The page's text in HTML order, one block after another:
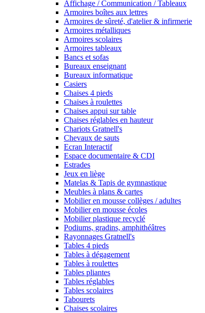
Affichage / Communication / Tableaux
Armoires boîtes aux lettres
Armoires de sûreté, d'atelier & infirmerie
Armoires métalliques
Armoires scolaires
Armoires tableaux
Bancs et sofas
Bureaux enseignant
Bureaux informatique
Casiers
Chaises 4 pieds
Chaises à roulettes
Chaises appui sur table
Chaises réglables en hauteur
Chariots Gratnell's
Chevaux de sauts
Ecran Interactif
Espace documentaire & CDI
Estrades
Jeux en liège
Matelas & Tapis de gymnastique
Meubles à plans & cartes
Mobilier en mousse collèges / adultes
Mobilier en mousse écoles
Mobilier plastique recyclé
Podiums, gradins, amphithéâtres
Rayonnages Gratnell's
Tables 4 pieds
Tables à dégagement
Tables à roulettes
Tables pliantes
Tables réglables
Tables scolaires
Tabourets
Chaises scolaires